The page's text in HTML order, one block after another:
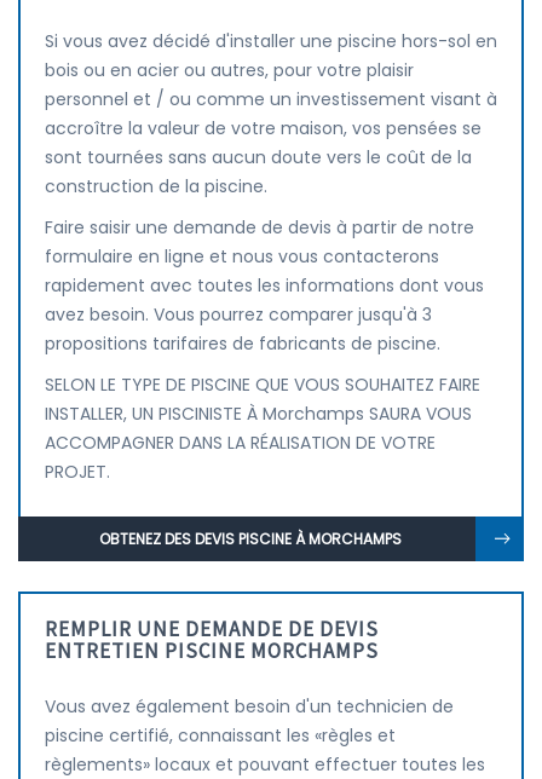
Si vous avez décidé d'installer une piscine hors-sol en
bois ou en acier ou autres, pour votre plaisir
personnel et / ou comme un investissement visant à
accroître la valeur de votre maison, vos pensées se
sont tournées sans aucun doute vers le coût de la
construction de la piscine.
Faire saisir une demande de devis à partir de notre
formulaire en ligne et nous vous contacterons
rapidement avec toutes les informations dont vous
avez besoin. Vous pourrez comparer jusqu'à 3
propositions tarifaires de fabricants de piscine.
SELON LE TYPE DE PISCINE QUE VOUS SOUHAITEZ FAIRE
INSTALLER, UN PISCINISTE À Morchamps SAURA VOUS
ACCOMPAGNER DANS LA RÉALISATION DE VOTRE
PROJET.
OBTENEZ DES DEVIS PISCINE À MORCHAMPS
REMPLIR UNE DEMANDE DE DEVIS
ENTRETIEN PISCINE MORCHAMPS
Vous avez également besoin d'un technicien de
piscine certifié, connaissant les «règles et
règlements» locaux et pouvant effectuer toutes les